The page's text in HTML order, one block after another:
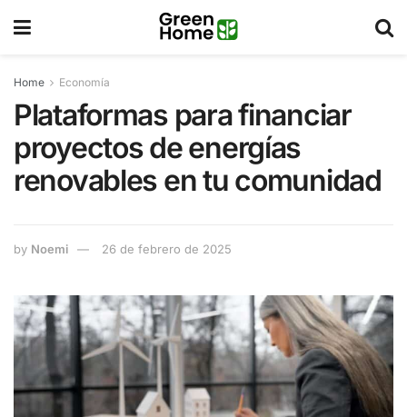
Home Economía
Plataformas para financiar
proyectos de energías
renovables en tu comunidad
by Noemi 26 de febrero de 2025